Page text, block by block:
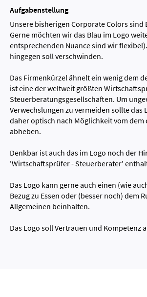
Aufgabenstellung
Unsere bisherigen Corporate Colors sind
Gerne möchten wir das Blau im Logo
entsprechenden Nuance sind wir
hingegen soll verschwinden.
Das Firmenkürzel ähnelt ein wenig dem
ist eine der weltweit größten
Steuerberatungsgesellschaften. Um
Verwechslungen zu vermeiden sollte das
daher optisch nach Möglichkeit vom dem
abheben.
Denkbar ist auch das im Logo noch der
'Wirtschaftsprüfer - Steuerberater'
Das Logo kann gerne auch einen (wie
Bezug zu Essen oder (besser noch) dem
Allgemeinen beinhalten.
Das Logo soll Vertrauen und Kompetenz